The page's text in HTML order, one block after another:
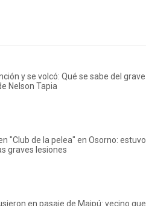
y se volcó: Qué se sabe del grave
Nelson Tapia
"Club de la pelea" en Osorno: estuvo
graves lesiones
en pasaje de Maipú: vecino que